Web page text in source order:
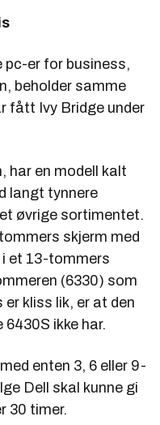
er for business,
beholder samme
fått Ivy Bridge under
har en modell kalt
langt tynnere
øvrige sortimentet.
skjerm med
i et 13-tommers
(6330) som
kliss lik, er at den
ikke har.
enten 3, 6 eller 9-
Dell skal kunne gi
30 timer.